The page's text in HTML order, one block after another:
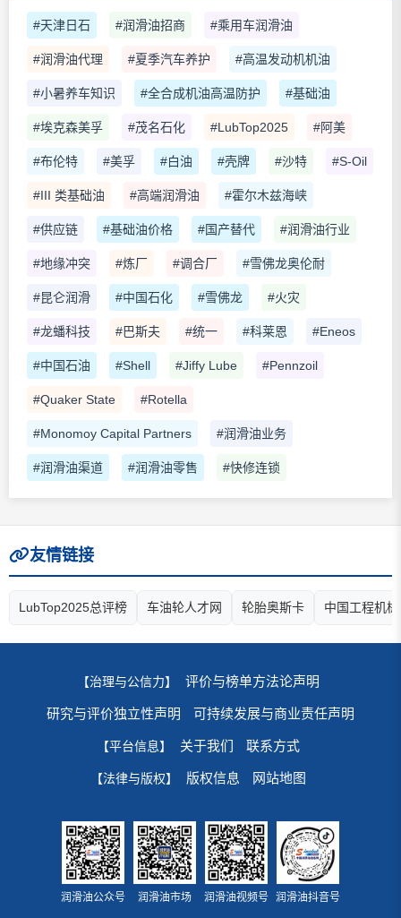
#天津日石 #润滑油招商 #乘用车润滑油
#润滑油代理 #夏季汽车养护 #高温发动机机油
#小暑养车知识 #全合成机油高温防护 #基础油
#埃克森美孚 #茂名石化 #LubTop2025 #阿美
#布伦特 #美孚 #白油 #壳牌 #沙特 #S-Oil
#III 类基础油 #高端润滑油 #霍尔木兹海峡
#供应链 #基础油价格 #国产替代 #润滑油行业
#地缘冲突 #炼厂 #调合厂 #雪佛龙奥伦耐
#昆仑润滑 #中国石化 #雪佛龙 #火灾
#龙蟠科技 #巴斯夫 #统一 #科莱恩 #Eneos
#中国石油 #Shell #Jiffy Lube #Pennzoil
#Quaker State #Rotella
#Monomoy Capital Partners #润滑油业务
#润滑油渠道 #润滑油零售 #快修连锁
友情链接
LubTop2025总评榜 车油轮人才网 轮胎奥斯卡 中国工程机
【治理与公信力】 评价与榜单方法论声明
研究与评价独立性声明 可持续发展与商业责任声明
【平台信息】 关于我们 联系方式
【法律与版权】 版权信息 网站地图
润滑油公众号 润滑油市场 润滑油视频号 润滑油抖音号